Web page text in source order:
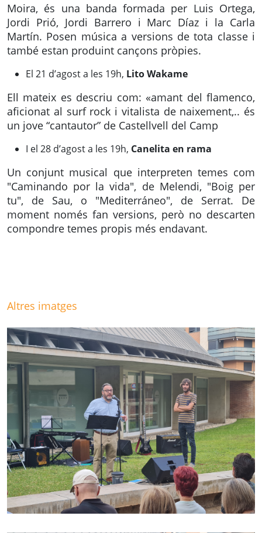
Moira, és una banda formada per Luis Ortega,
Jordi Prió, Jordi Barrero i Marc Díaz i la Carla
Martín. Posen música a versions de tota classe i
també estan produint cançons pròpies.
El 21 d’agost a les 19h, Lito Wakame
Ell mateix es descriu com: «amant del flamenco,
aficionat al surf rock i vitalista de naixement,.. és
un jove “cantautor” de Castellvell del Camp
I el 28 d’agost a les 19h, Canelita en rama
Un conjunt musical que interpreten temes com
"Caminando por la vida", de Melendi, "Boig per
tu", de Sau, o "Mediterráneo", de Serrat. De
moment només fan versions, però no descarten
compondre temes propis més endavant.
Altres imatges